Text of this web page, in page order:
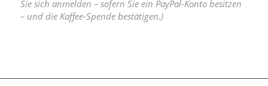
Sie sich anmelden – sofern Sie ein PayPal-Konto besitzen
– und die Kaffee-Spende bestätigen.)